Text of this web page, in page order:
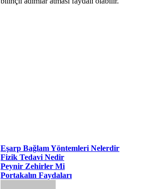
Eşarp Bağlam Yöntemleri Nelerdir
Fizik Tedavi Nedir
Peynir Zehirler Mi
Portakalın Faydaları